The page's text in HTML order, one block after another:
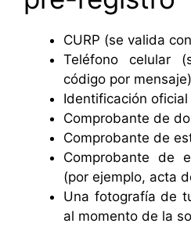
CURP (se valida
Teléfono celular
código por
Identificación
Comprobante de
Comprobante de
Comprobante de
(por ejemplo, acta
Una fotografía de
al momento de la